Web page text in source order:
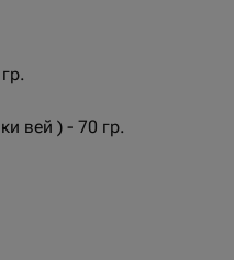
вей ) - 70 гр.